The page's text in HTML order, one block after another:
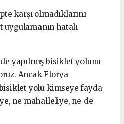
karşı olmadıklarını
hatalı
yapılmış bisiklet yolunu
Ancak Florya
bisiklet yolu kimseye fayda
ne mahalleliye, ne de